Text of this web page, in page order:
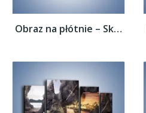
Obraz na płótnie – Skarby świeżo wydobyte...